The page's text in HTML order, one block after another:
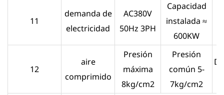
11
demanda de
electricidad
AC380V
50Hz 3PH
Capacidad
instalada ≈
600KW
12
aire
comprimido
Presión
máxima
8kg/cm2
Presión
común 5-
7kg/cm2